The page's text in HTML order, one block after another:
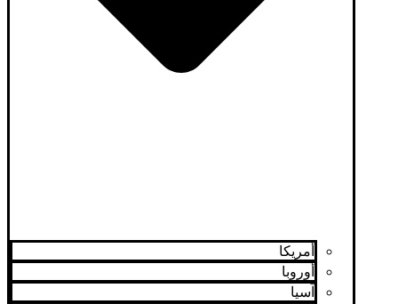
أمريكا
أوروبا
آسيا